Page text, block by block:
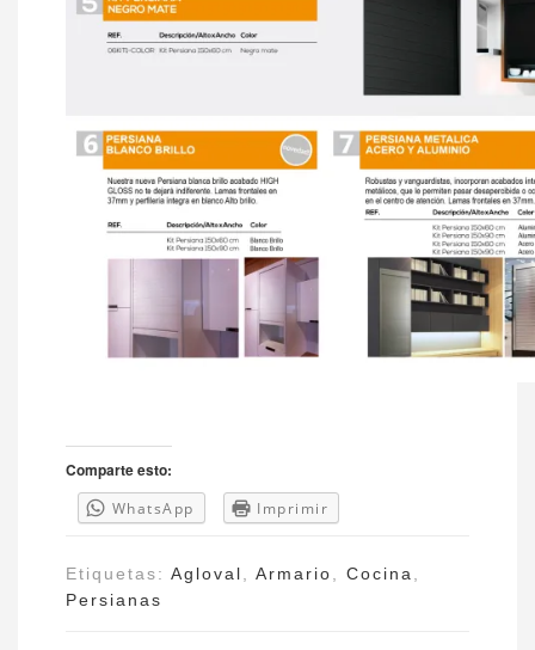
Comparte esto:
WhatsApp Imprimir
Etiquetas: Agloval Armario Cocina
Persianas